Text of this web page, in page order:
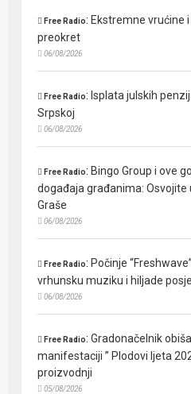
Free Radio: Ekstremne vrućine
preokret
06/08/2026
Free Radio: Isplata julskih
Srpskoj
06/08/2026
Free Radio: Bingo Group i ove
događaja građanima:
Graše
06/08/2026
Free Radio: Počinje
vrhunsku muziku i hiljade
06/08/2026
Free Radio:Gradonačelnik
manifestaciji ” Plodovi ljeta
proizvodnji
05/08/2026